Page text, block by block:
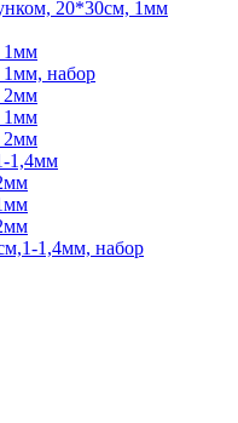
20*30см, 1мм
1мм
набор
2мм
1мм
2мм
1,4мм
1,4мм, набор